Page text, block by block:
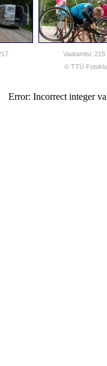
Vaatamisi: 215
© TTÜ
Error: Incorrect integer